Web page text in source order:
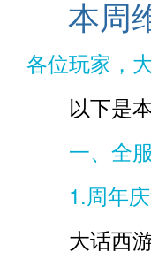
本周
各位玩家，
以下是本
一、全
1.周年
大话西游2